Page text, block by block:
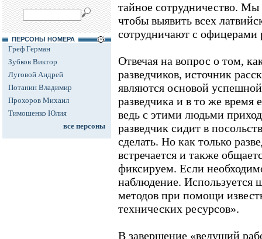
ПЕРСОНЫ НОМЕРА
Греф Герман
Зубков Виктор
Луговой Андрей
Потанин Владимир
Прохоров Михаил
Тимошенко Юлия
все персоны
тайное сотрудничество. Мы
чтобы выявить всех
сотрудничают с офицерами
Отвечая на вопрос о том,
разведчиков, источник
являются основой
разведчика и в то же
ведь с этими людьми
разведчик сидит в
сделать. Но как только
встречается и также
фиксируем. Если
наблюдение. Используется
методов при помощи
технических ресурсов».
В завершение «ведущий